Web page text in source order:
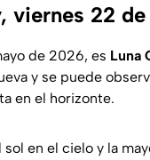
viernes 22
de 2026, es Luna
y se puede
en el horizonte.
en el cielo y la